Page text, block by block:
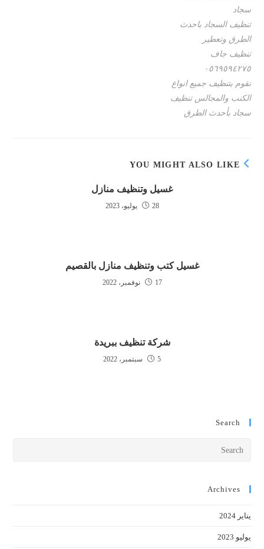
سجاد
تنظيف السجاد باحدث
الطرق وتعطير
تنظيف جاف
٠٥٦٩٥٩٤٢٧٥
نقوم بتنظيف جميع انواع
الكنب والمجالس تنظيف
سجاد بأحدث الطرق
YOU MIGHT ALSO LIKE
غسيل وتنظيف منازل
28 يوليو، 2023
غسيل كتب وتنظيف منازل بالقصيم
17 نوفمبر، 2022
شركة تنظيف ببريدة
5 سبتمبر، 2022
Search
Archives
يناير 2024
يوليو 2023